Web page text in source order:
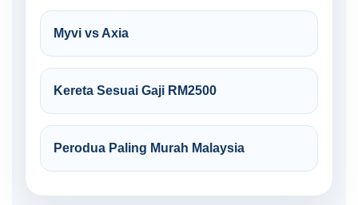
Myvi vs Axia
Kereta Sesuai Gaji RM2500
Perodua Paling Murah Malaysia